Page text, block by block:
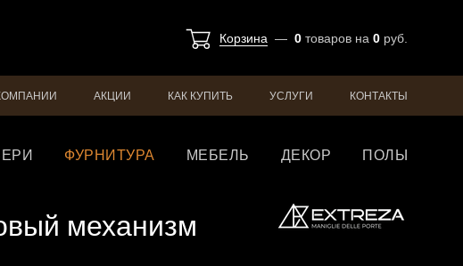
Корзина — 0 товаров на 0 руб.
АКЦИИ КАК КУПИТЬ УСЛУГИ КОНТАКТЫ
ФУРНИТУРА МЕБЕЛЬ ДЕКОР ПОЛЫ
механизм